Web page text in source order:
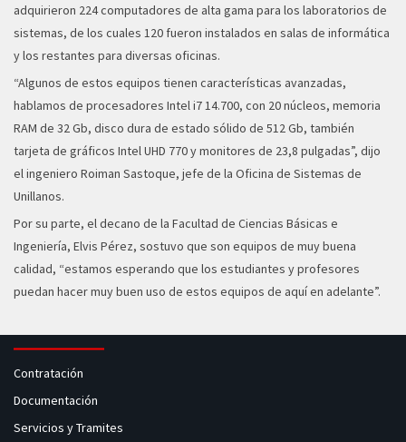
adquirieron 224 computadores de alta gama para los laboratorios de
sistemas, de los cuales 120 fueron instalados en salas de informática
y los restantes para diversas oficinas.
“Algunos de estos equipos tienen características avanzadas,
hablamos de procesadores Intel i7 14.700, con 20 núcleos, memoria
RAM de 32 Gb, disco dura de estado sólido de 512 Gb, también
tarjeta de gráficos Intel UHD 770 y monitores de 23,8 pulgadas”, dijo
el ingeniero Roiman Sastoque, jefe de la Oficina de Sistemas de
Unillanos.
Por su parte, el decano de la Facultad de Ciencias Básicas e
Ingeniería, Elvis Pérez, sostuvo que son equipos de muy buena
calidad, “estamos esperando que los estudiantes y profesores
puedan hacer muy buen uso de estos equipos de aquí en adelante”.
Contratación
Documentación
Servicios y Tramites